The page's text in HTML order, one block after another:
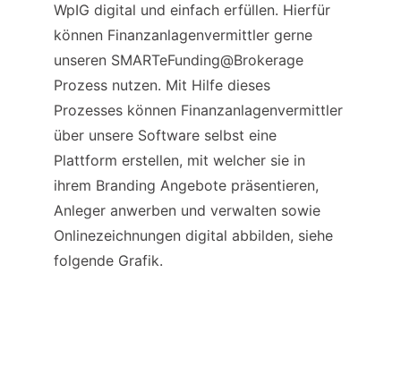
WpIG digital und einfach erfüllen. Hierfür
können Finanzanlagenvermittler gerne
unseren SMARTeFunding@Brokerage
Prozess nutzen. Mit Hilfe dieses
Prozesses können Finanzanlagenvermittler
über unsere Software selbst eine
Plattform erstellen, mit welcher sie in
ihrem Branding Angebote präsentieren,
Anleger anwerben und verwalten sowie
Onlinezeichnungen digital abbilden, siehe
folgende Grafik.